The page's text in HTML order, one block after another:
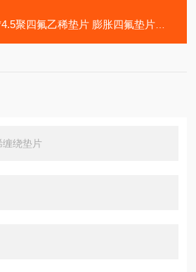
聚四氟乙稀垫片 膨胀四氟垫片生产厂家